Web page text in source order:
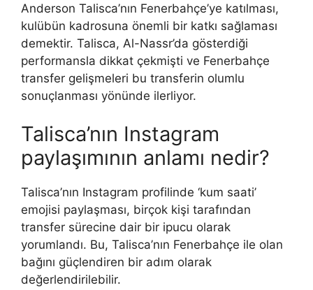
Anderson Talisca’nın Fenerbahçe’ye katılması,
kulübün kadrosuna önemli bir katkı sağlaması
demektir. Talisca, Al-Nassr’da gösterdiği
performansla dikkat çekmişti ve Fenerbahçe
transfer gelişmeleri bu transferin olumlu
sonuçlanması yönünde ilerliyor.
Talisca’nın Instagram
paylaşımının anlamı nedir?
Talisca’nın Instagram profilinde ‘kum saati’
emojisi paylaşması, birçok kişi tarafından
transfer sürecine dair bir ipucu olarak
yorumlandı. Bu, Talisca’nın Fenerbahçe ile olan
bağını güçlendiren bir adım olarak
değerlendirilebilir.